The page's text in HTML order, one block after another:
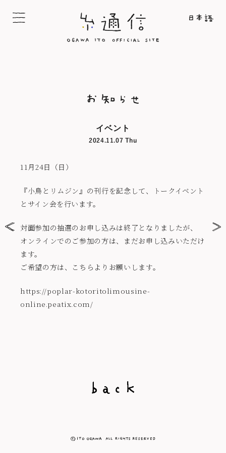
イベント
2024.11.07 Thu
11月24日（日）
『小鳥とリムジン』の刊行を記念して、トークイベント
とサイン会を行います。
対面参加の抽選のお申し込みは終了となりましたが、
オンラインでのご参加の方は、まだお申し込みいただけ
ます。
ご希望の方は、こちらよりお願いします。
https://poplar-kotoritolimousine-
online.peatix.com/